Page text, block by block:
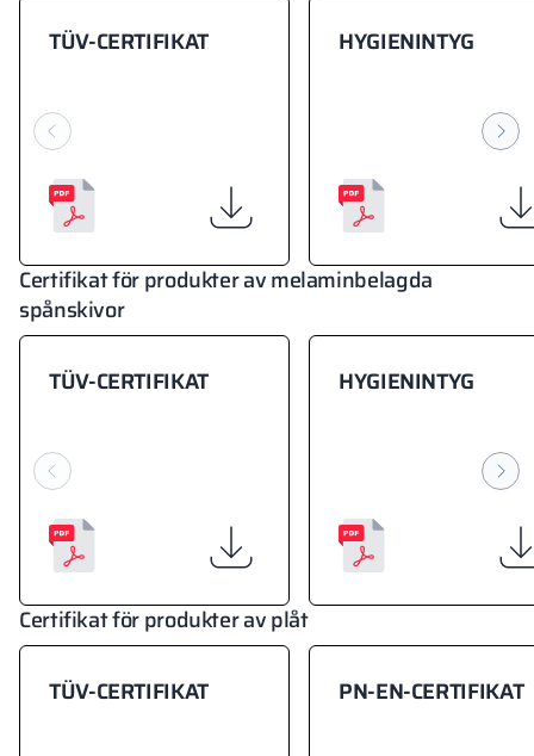
TÜV-CERTIFIKAT HYGIENINTYG
Certifikat för produkter av melaminbelagda
spånskivor
TÜV-CERTIFIKAT HYGIENINTYG
Certifikat för produkter av plåt
TÜV-CERTIFIKAT PN-EN-CERTIFIKAT